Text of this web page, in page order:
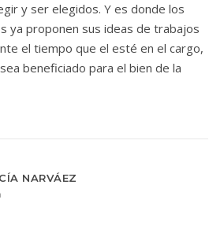
y ser elegidos. Y es donde los
ya proponen sus ideas de trabajos
el tiempo que el esté en el cargo,
beneficiado para el bien de la
NARVÁEZ